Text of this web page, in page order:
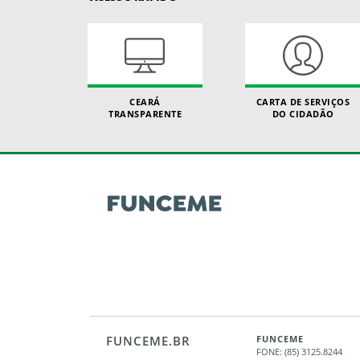
CEARÁ
TRANSPARENTE
CARTA DE SERVIÇOS
DO CIDADÃO
FUNCEME.BR
FUNCEME
FONE: (85) 3125.8244